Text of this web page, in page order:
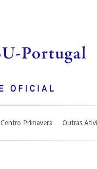
Centro Primavera Outras